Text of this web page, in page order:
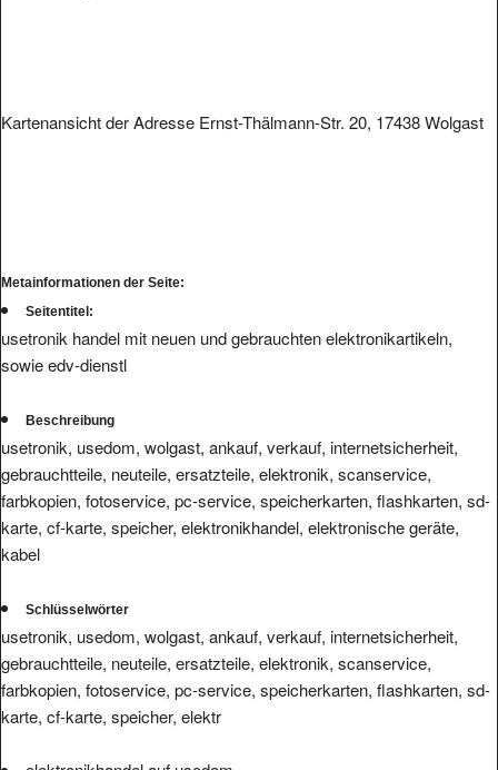
Kartenansicht der Adresse Ernst-Thälmann-Str. 20, 17438 Wolgast
Metainformationen der Seite:
Seitentitel:
usetronik handel mit neuen und gebrauchten elektronikartikeln,
sowie edv-dienstl
Beschreibung
usetronik, usedom, wolgast, ankauf, verkauf, internetsicherheit,
gebrauchtteile, neuteile, ersatzteile, elektronik, scanservice,
farbkopien, fotoservice, pc-service, speicherkarten, flashkarten, sd-
karte, cf-karte, speicher, elektronikhandel, elektronische geräte,
kabel
Schlüsselwörter
usetronik, usedom, wolgast, ankauf, verkauf, internetsicherheit,
gebrauchtteile, neuteile, ersatzteile, elektronik, scanservice,
farbkopien, fotoservice, pc-service, speicherkarten, flashkarten, sd-
karte, cf-karte, speicher, elektr